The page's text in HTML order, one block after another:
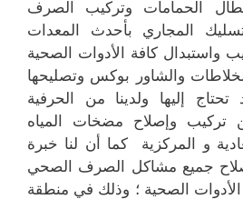
الحمامات وتركيب الصرف
المجاري بأحدث المعدات
واستبدال كافة الأدوات الصحية
والشاور بوكس وتصليحها
إليها ولدينا من الحرفية
تركيب وإصلاح مضخات المياه
و المركزية كما أن لنا خبرة
جميع مشاكل الصرف الصحي
الصحية ؛ وذلك في منطقة